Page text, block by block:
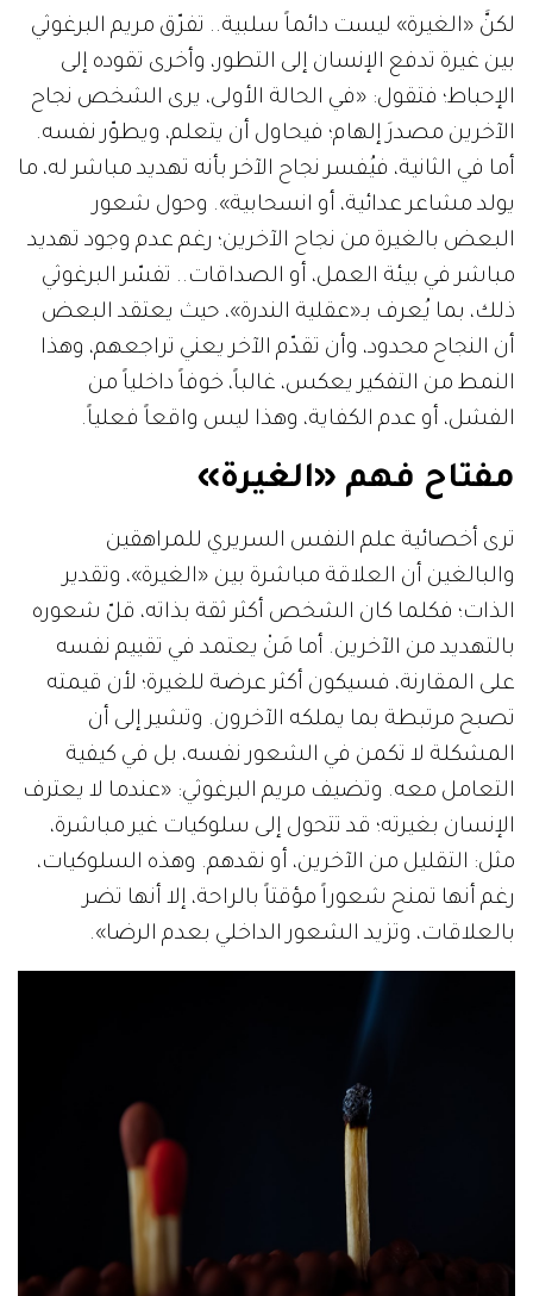
لكنَّ «الغيرة» ليست دائماً سلبية.. تفرّق مريم البرغوثي
بين غيرة تدفع الإنسان إلى التطور، وأخرى تقوده إلى
الإحباط؛ فتقول: «في الحالة الأولى، يرى الشخص نجاح
الآخرين مصدرَ إلهام؛ فيحاول أن يتعلم، ويطوّر نفسه.
أما في الثانية، فيُفسر نجاح الآخر بأنه تهديد مباشر له، ما
يولد مشاعر عدائية، أو انسحابية». وحول شعور
البعض بالغيرة من نجاح الآخرين؛ رغم عدم وجود تهديد
مباشر في بيئة العمل، أو الصداقات.. تفسّر البرغوثي
ذلك، بما يُعرف بـ«عقلية الندرة»، حيث يعتقد البعض
أن النجاح محدود، وأن تقدّم الآخر يعني تراجعهم، وهذا
النمط من التفكير يعكس، غالباً، خوفاً داخلياً من
الفشل، أو عدم الكفاية، وهذا ليس واقعاً فعلياً.
مفتاح فهم «الغيرة»
ترى أخصائية علم النفس السريري للمراهقين
والبالغين أن العلاقة مباشرة بين «الغيرة»، وتقدير
الذات؛ فكلما كان الشخص أكثر ثقة بذاته، قلّ شعوره
بالتهديد من الآخرين. أما مَنْ يعتمد في تقييم نفسه
على المقارنة، فسيكون أكثر عرضة للغيرة؛ لأن قيمته
تصبح مرتبطة بما يملكه الآخرون. وتشير إلى أن
المشكلة لا تكمن في الشعور نفسه، بل في كيفية
التعامل معه. وتضيف مريم البرغوثي: «عندما لا يعترف
الإنسان بغيرته؛ قد تتحول إلى سلوكيات غير مباشرة،
مثل: التقليل من الآخرين، أو نقدهم. وهذه السلوكيات،
رغم أنها تمنح شعوراً مؤقتاً بالراحة، إلا أنها تضر
بالعلاقات، وتزيد الشعور الداخلي بعدم الرضا».